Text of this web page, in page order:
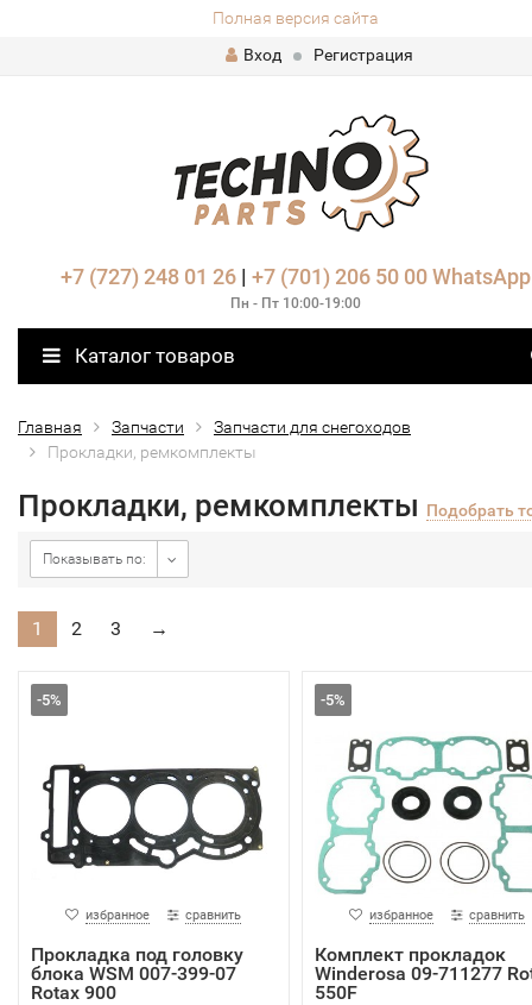
Полная версия сайта
Вход
Регистрация
+7 (727) 248 01 26| +7 (701) 206 50 00 WhatsApp
Пн - Пт 10:00-19:00
Каталог товаров
Главная Запчасти
Запчасти для снегоходов
Прокладки, ремкомплекты
Прокладки, ремкомплекты Подобрать
Показывать по:
1 2 3 →
-5%
избранное сравнить
Прокладка под головку
блока WSM 007-399-07
Rotax 900
-5%
избранное сравнить
Комплект прокладок
Winderosa 09-711277
550F